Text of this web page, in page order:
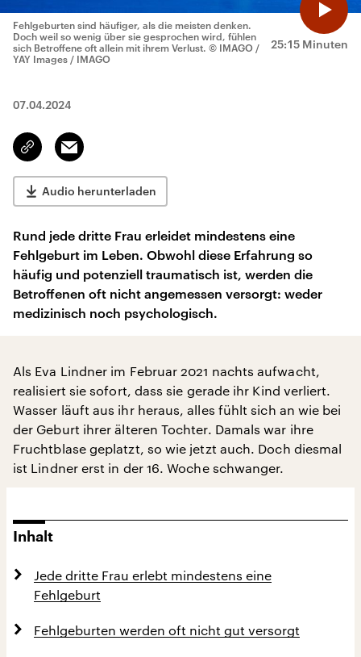
25:15 Minuten
Fehlgeburten sind häufiger, als die meisten denken.
Doch weil so wenig über sie gesprochen wird, fühlen
sich Betroffene oft allein mit ihrem Verlust. © IMAGO /
YAY Images / IMAGO
07.04.2024
Link
kopieren/teilen
Email
Audio herunterladen
Rund jede dritte Frau erleidet mindestens eine
Fehlgeburt im Leben. Obwohl diese Erfahrung so
häufig und potenziell traumatisch ist, werden die
Betroffenen oft nicht angemessen versorgt: weder
medizinisch noch psychologisch.
Als Eva Lindner im Februar 2021 nachts aufwacht,
realisiert sie sofort, dass sie gerade ihr Kind verliert.
Wasser läuft aus ihr heraus, alles fühlt sich an wie bei
der Geburt ihrer älteren Tochter. Damals war ihre
Fruchtblase geplatzt, so wie jetzt auch. Doch diesmal
ist Lindner erst in der 16. Woche schwanger.
Inhalt
Jede dritte Frau erlebt mindestens eine
Fehlgeburt
Fehlgeburten werden oft nicht gut versorgt